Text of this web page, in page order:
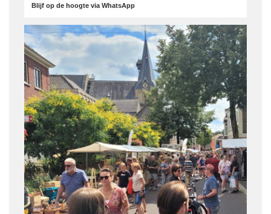
Blijf op de hoogte via WhatsApp